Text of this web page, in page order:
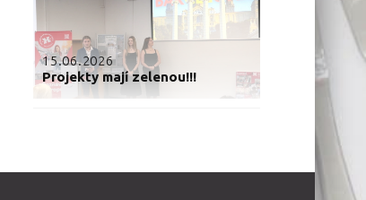
15.06.2026
Projekty mají zelenou!!!